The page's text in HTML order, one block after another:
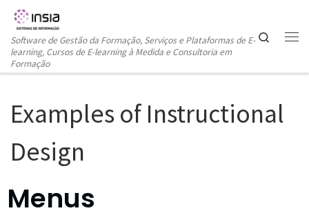
Skip to content
Software de Gestão da Formação, Serviços e Plataformas de E-
learning, Cursos de E-learning à Medida e Consultoria em
Formação
Search
Examples of Instructional
Design
Menus